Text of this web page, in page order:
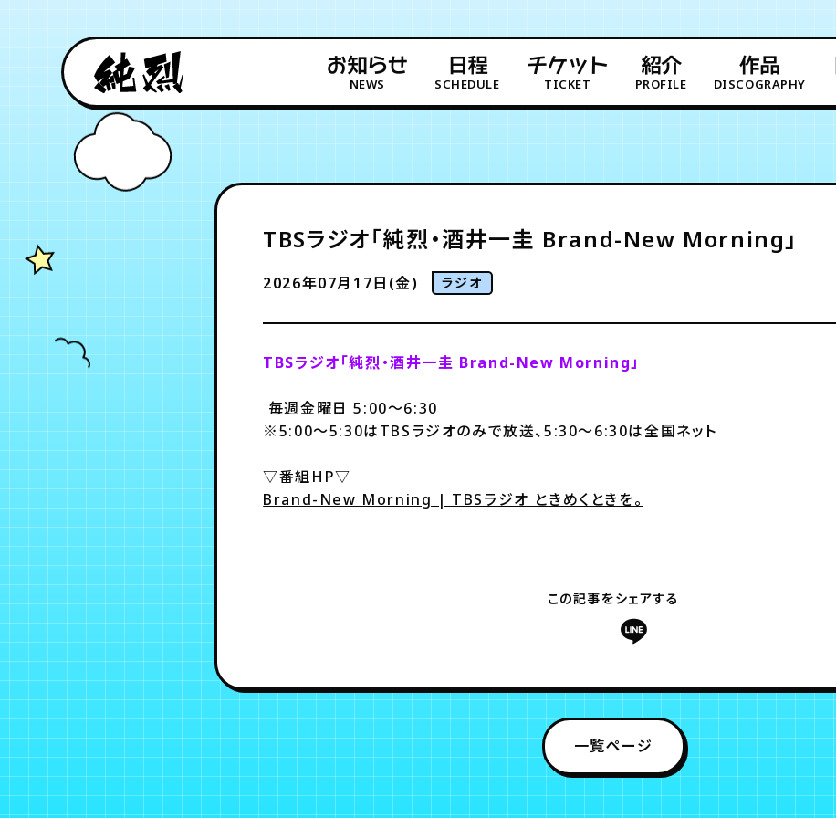
お知らせ
NEWS
日程
SCHEDULE
チケット
TICKET
紹介
PROFILE
作品
DISCOGRAPHY
TBSラジオ「純烈・酒井一圭 Brand-New Morning」
2026年07月17日(金) ラジオ
TBSラジオ「純烈・酒井一圭 Brand-New Morning」
毎週金曜日 5:00～6:30
※5:00～5:30はTBSラジオのみで放送、5:30～6:30は全国ネット
▽番組HP▽
Brand-New Morning | TBSラジオ ときめくときを。
この記事をシェアする
一覧ページ